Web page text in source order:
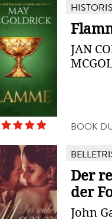
JAN
BOOK
Der
der
John